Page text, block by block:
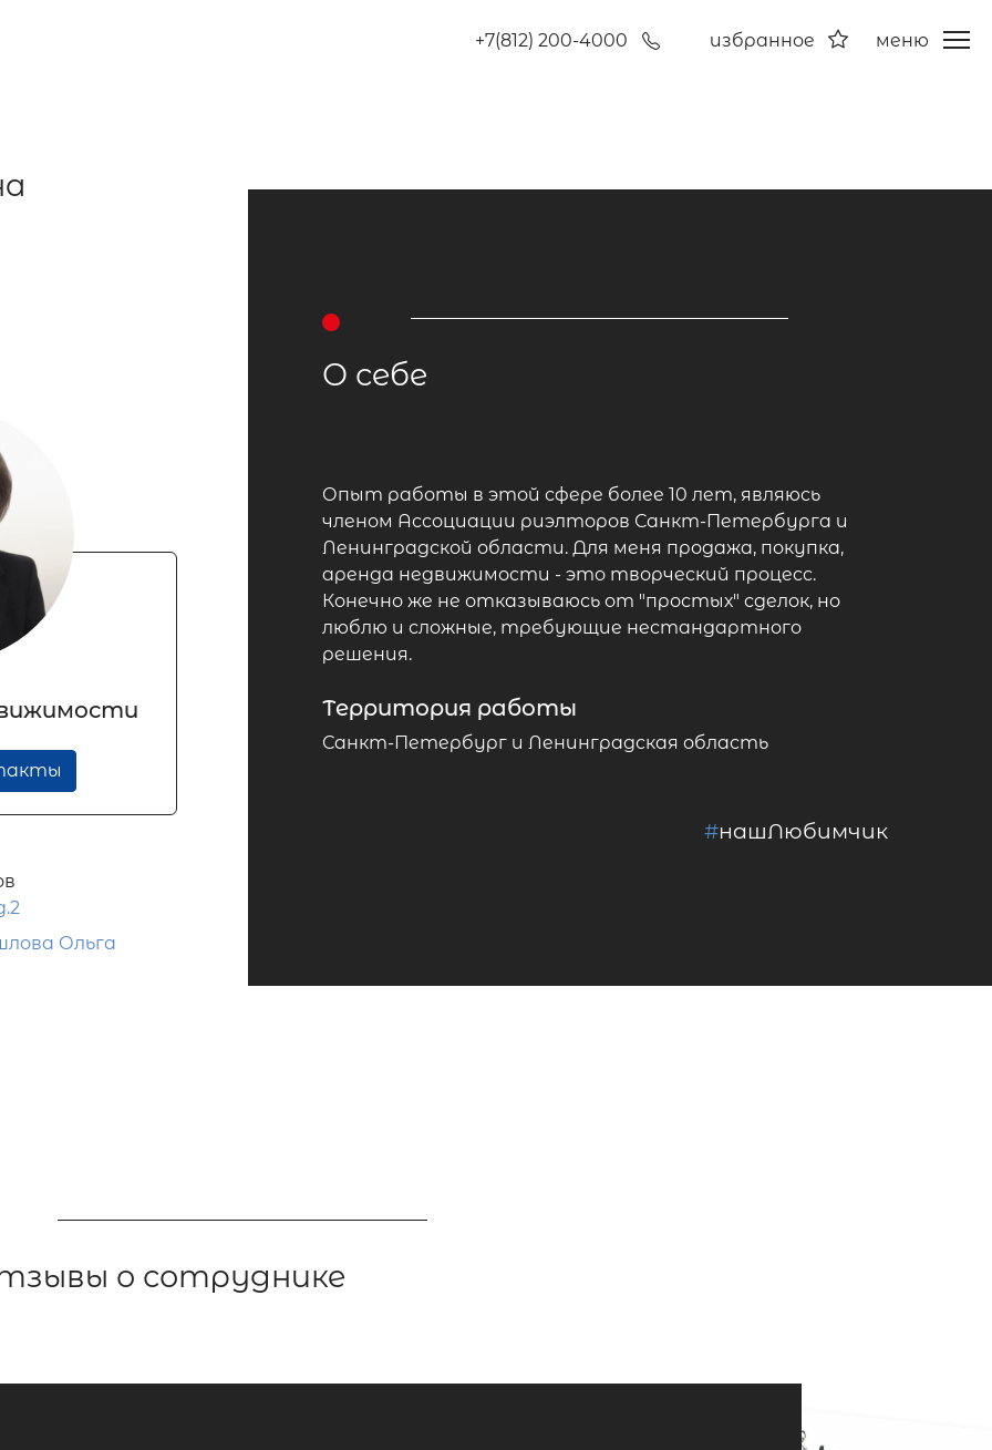
+7(812) 200-4000 избранное меню
Ольга
О себе
Опыт работы в этой сфере более 10 лет, являюсь
членом Ассоциации риэлторов Санкт-Петербурга и
Ленинградской области. Для меня продажа, покупка,
аренда недвижимости - это творческий процесс.
Конечно же не отказываюсь от "простых" сделок, но
люблю и сложные, требующие нестандартного
решения.
Территория работы
Санкт-Петербург и Ленинградская область
#нашЛюбимчик
о сотруднике